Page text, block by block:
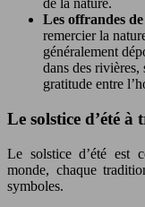
de la nature.
Les offrandes
remercier la
généralement
dans des rivières,
gratitude entre
Le solstice d’été à
Le solstice d’été est
monde, chaque
symboles.